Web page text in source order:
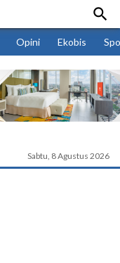

Opini Ekobis
Sabtu, 8 Agustus 2026